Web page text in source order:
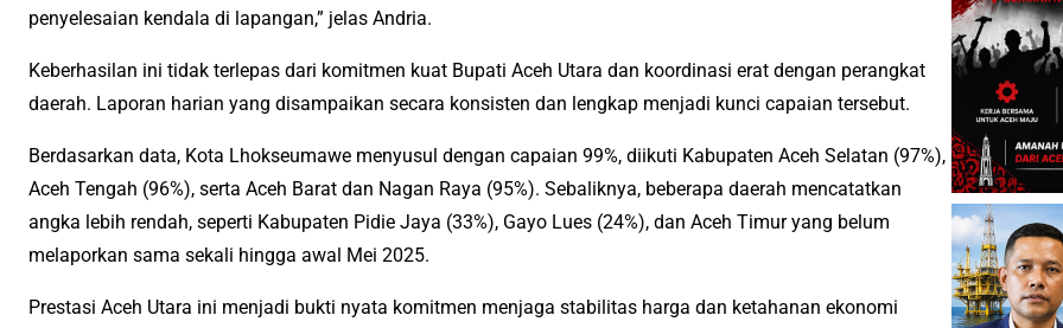
penyelesaian kendala di lapangan,” jelas Andria.
Keberhasilan ini tidak terlepas dari komitmen kuat Bupati Aceh Utara dan koordinasi erat dengan perangkat
daerah. Laporan harian yang disampaikan secara konsisten dan lengkap menjadi kunci capaian tersebut.
Berdasarkan data, Kota Lhokseumawe menyusul dengan capaian 99%, diikuti Kabupaten Aceh Selatan (97%),
Aceh Tengah (96%), serta Aceh Barat dan Nagan Raya (95%). Sebaliknya, beberapa daerah mencatatkan
angka lebih rendah, seperti Kabupaten Pidie Jaya (33%), Gayo Lues (24%), dan Aceh Timur yang belum
melaporkan sama sekali hingga awal Mei 2025.
Prestasi Aceh Utara ini menjadi bukti nyata komitmen menjaga stabilitas harga dan ketahanan ekonomi